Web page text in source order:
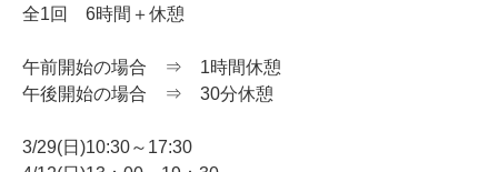
全1回 6時間＋休憩
午前開始の場合 ⇒ 1時間休憩
午後開始の場合 ⇒ 30分休憩
3/29(日)10:30～17:30